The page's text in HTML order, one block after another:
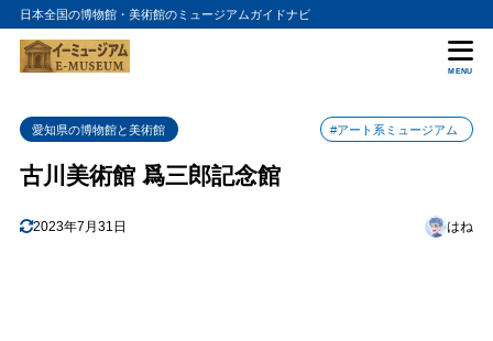
日本全国の博物館・美術館のミュージアムガイドナビ
MENU
愛知県の博物館と美術館 #アート系ミュージアム
古川美術館 爲三郎記念館
2023年7月31日 はね
目次
1 古川美術館 爲三郎記念館の入館料金